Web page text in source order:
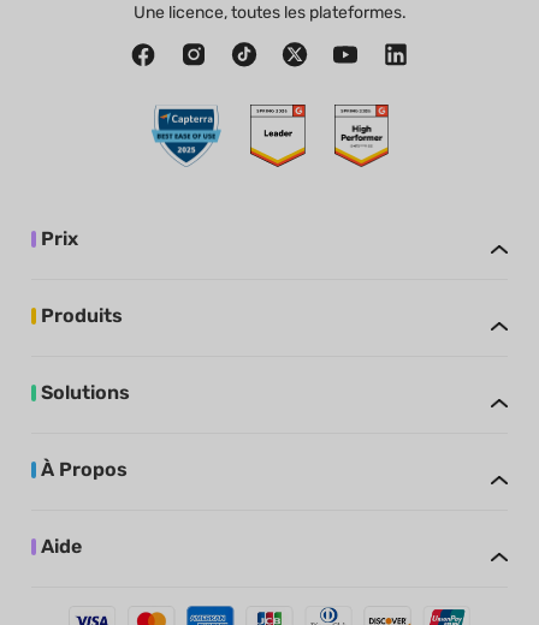
Une licence, toutes les plateformes.
Prix
Produits
Solutions
À Propos
Aide